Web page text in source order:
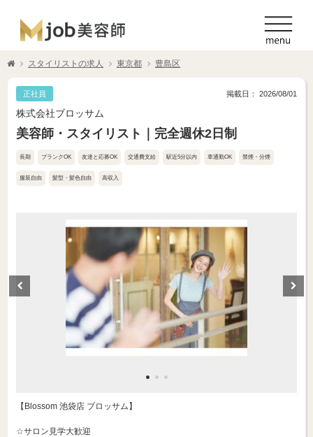
スタイリストの求人 東京都 豊島区
正社員 掲載日： 2026/08/01
株式会社ブロッサム
美容師・スタイリスト｜完全週休2日制
長期 ブランクOK 友達と応募OK 交通費支給 駅近5分以内 車通勤OK 禁煙・分煙
服装自由 髪型・髪色自由 高収入
【Blossom 池袋店 ブロッサム】
☆サロン見学大歓迎